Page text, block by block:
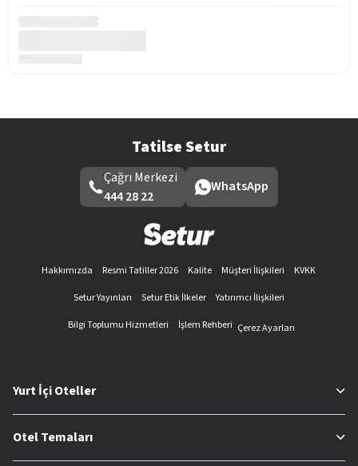
Tatilse Setur
Çağrı Merkezi
444 28 22
WhatsApp
Hakkımızda Resmi Tatiller 2026 Kalite Müşteri İlişkileri
KVKK
Setur Yayınları
Setur Etik İlkeler
Yatırımcı İlişkileri
Bilgi Toplumu Hizmetleri
İşlem Rehberi Çerez Ayarları
Yurt İçi Oteller
Otel Temaları